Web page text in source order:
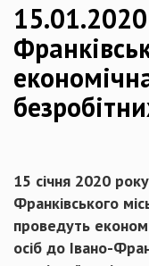
15 січня 2020
Франківського
проведуть
осіб до Івано-